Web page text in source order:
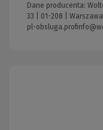
Dane producenta:
33 | 01-208 | Warszawa
pl-